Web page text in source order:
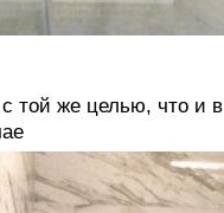
той же целью, что и в